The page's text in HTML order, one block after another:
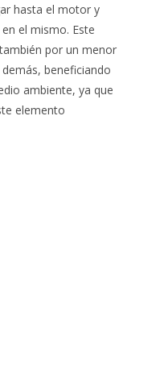
hasta el motor y
el mismo. Este
por un menor
beneficiando
ambiente, ya que
elemento